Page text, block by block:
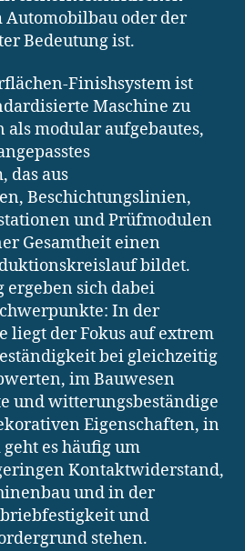
Automobilbau oder der
Bedeutung ist.
Finishsystem ist
Maschine zu
als modular aufgebautes,
das aus
Beschichtungslinien,
und Prüfmodulen
Gesamtheit einen
bildet.
sich dabei
In der
liegt der Fokus auf extrem
bei gleichzeitig
im Bauwesen
und witterungsbeständige
Eigenschaften, in
es häufig um
Kontaktwiderstand,
und in der
und
stehen.